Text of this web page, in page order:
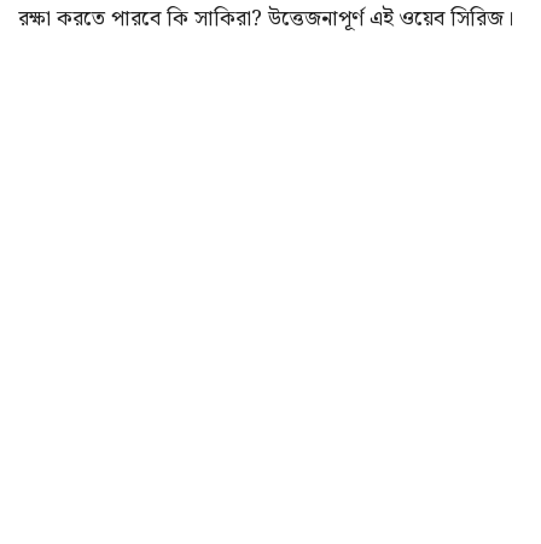
রক্ষা করতে পারবে কি সাকিরা? উত্তেজনাপূর্ণ এই ওয়েব সিরিজ।